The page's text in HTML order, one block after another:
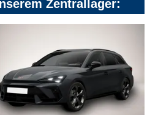
Zentrallager: